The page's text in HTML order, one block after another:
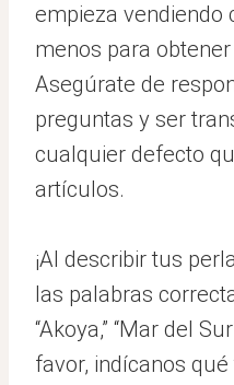
empieza vendiendo
menos para
Asegúrate de
preguntas y ser
cualquier defecto
artículos.
¡Al describir tus
las palabras
“Akoya,” “Mar del
favor, indícanos